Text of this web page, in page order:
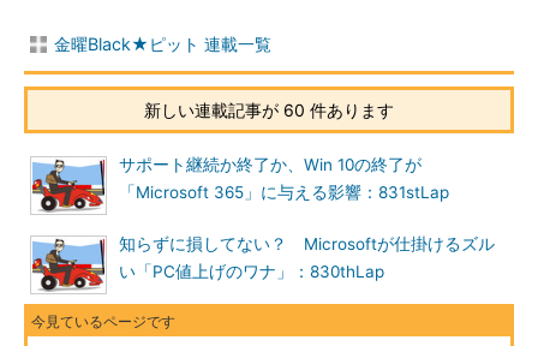
金曜Black★ピット 連載一覧
新しい連載記事が 60 件あります
サポート継続か終了か、Win 10の終了が
「Microsoft 365」に与える影響：831stLap
知らずに損してない？ Microsoftが仕掛けるズル
い「PC値上げのワナ」：830thLap